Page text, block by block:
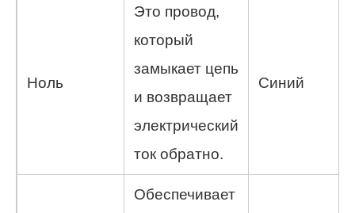
Ноль
Это провод,
который
замыкает цепь
и возвращает
электрический
ток обратно.
Синий
Обеспечивает